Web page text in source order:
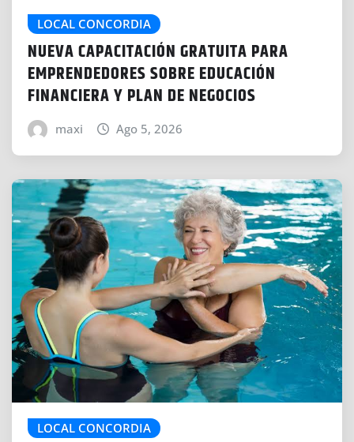
LOCAL CONCORDIA
NUEVA CAPACITACIÓN GRATUITA PARA
EMPRENDEDORES SOBRE EDUCACIÓN
FINANCIERA Y PLAN DE NEGOCIOS
maxi Ago 5, 2026
LOCAL CONCORDIA